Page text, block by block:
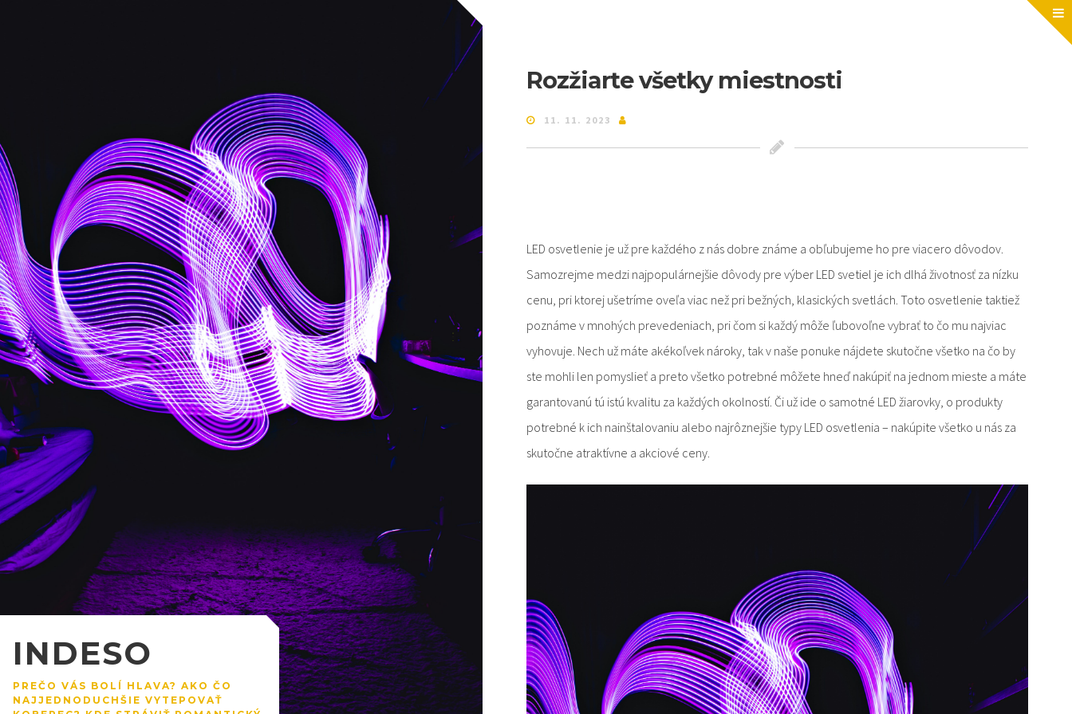
INDESO
PREČO VÁS BOLÍ HLAVA? AKO ČO
NAJJEDNODUCHŠIE VYTEPOVAŤ
Rozžiarte všetky miestnosti
11. 11. 2023
LED osvetlenie je už pre každého z nás dobre známe a obľubujeme ho pre viacero dôvodov.
Samozrejme medzi najpopulárnejšie dôvody pre výber LED svetiel je ich dlhá životnosť za nízku
cenu, pri ktorej ušetríme oveľa viac než pri bežných, klasických svetlách. Toto osvetlenie taktiež
poznáme v mnohých prevedeniach, pri čom si každý môže ľubovoľne vybrať to čo mu najviac
vyhovuje. Nech už máte akékoľvek nároky, tak v naše ponuke nájdete skutočne všetko na čo by
ste mohli len pomyslieť a preto všetko potrebné môžete hneď nakúpiť na jednom mieste a máte
garantovanú tú istú kvalitu za každých okolností. Či už ide o samotné LED žiarovky, o produkty
potrebné k ich nainštalovaniu alebo najrôznejšie typy LED osvetlenia – nakúpite všetko u nás za
skutočne atraktívne a akciové ceny.